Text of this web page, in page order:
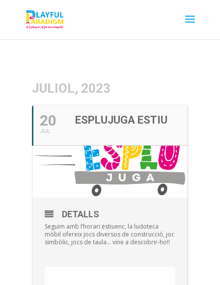
JULIOL, 2023
20
JUL
ESPLUJUGA ESTIU
DETALLS
Seguim amb l’horari estiuenc, la ludoteca
mòbil ofereix jocs diversos de construcció, joc
simbòlic, jocs de taula… vine a descobrir-ho!!